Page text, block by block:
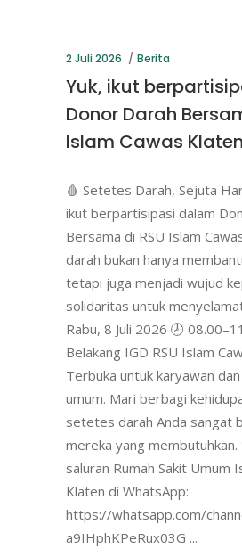
2 Juli 2026 Berita
Yuk, ikut
Donor Darah
Islam Cawas Klaten
🩸 Setetes Darah, Sejuta
ikut berpartisipasi dalam
Bersama di RSU Islam
darah bukan hanya
tetapi juga menjadi wujud
solidaritas untuk
Rabu, 8 Juli 2026 🕗
Belakang IGD RSU Islam
Terbuka untuk karyawan
umum. Mari berbagi
setetes darah Anda sangat
mereka yang membutuhkan.
saluran Rumah Sakit Umum
Klaten di WhatsApp:
https://whatsapp.com/
a9IHphKPeRux03G